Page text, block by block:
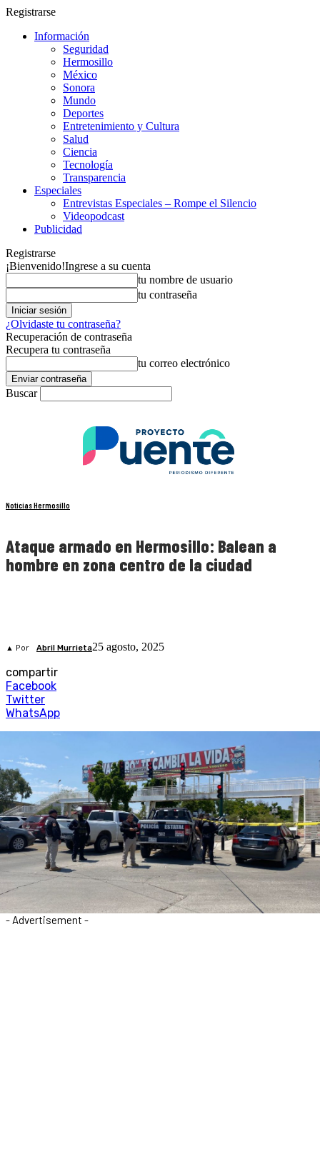
Registrarse
Información
Seguridad
Hermosillo
México
Sonora
Mundo
Deportes
Entretenimiento y Cultura
Salud
Ciencia
Tecnología
Transparencia
Especiales
Entrevistas Especiales – Rompe el Silencio
Videopodcast
Publicidad
Registrarse
¡Bienvenido!Ingrese a su cuenta
tu nombre de usuario
tu contraseña
¿Olvidaste tu contraseña?
Recuperación de contraseña
Recupera tu contraseña
tu correo electrónico
Buscar
Noticias Hermosillo
Ataque armado en Hermosillo: Balean a
hombre en zona centro de la ciudad
▲ Por Abril Murrieta25 agosto, 2025
compartir
Facebook
Twitter
WhatsApp
- Advertisement -